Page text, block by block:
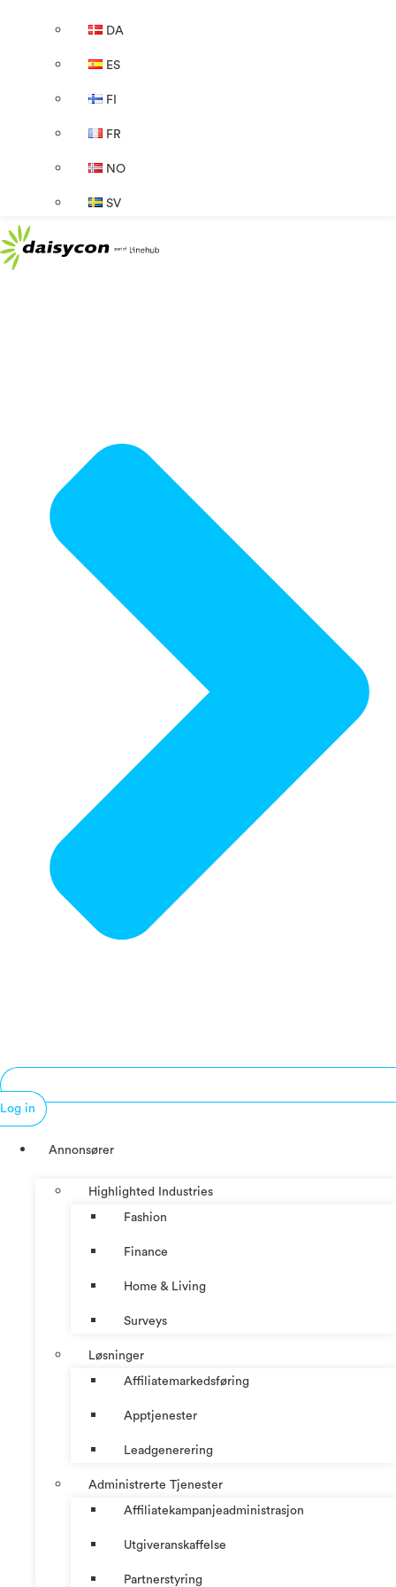
DA
ES
FI
FR
NO
SV
Log in
Annonsører
Highlighted Industries
Fashion
Finance
Home & Living
Surveys
Løsninger
Affiliatemarkedsføring
Apptjenester
Leadgenerering
Administrerte Tjenester
Affiliatekampanjeadministrasjon
Utgiveranskaffelse
Partnerstyring